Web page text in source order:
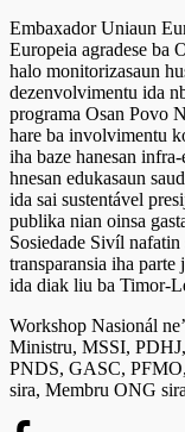
Embaxador Uniaun
Europeia agradese ba
halo monitorizasaun
dezenvolvimentu ida
programa Osan Povo
hare ba involvimentu
iha baze hanesan
hnesan edukasaun
ida sai sustentável
publika nian oinsa
Sosiedade Sivíl
transparansia iha
ida diak liu ba Timor-
Workshop Nasionál
Ministru, MSSI,
PNDS, GASC,
sira, Membru ONG